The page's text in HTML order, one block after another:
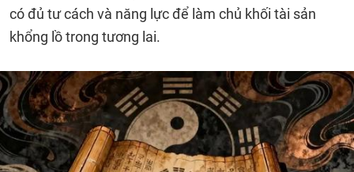
có đủ tư cách và năng lực để làm chủ khối tài sản
khổng lồ trong tương lai.